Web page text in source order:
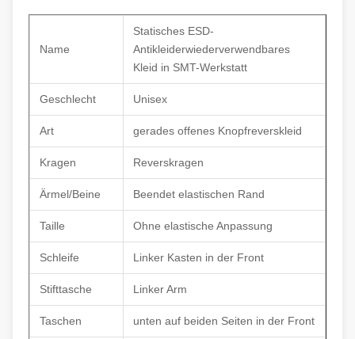
Name
Statisches ESD-
Antikleiderwiederverwendbares
Kleid in SMT-Werkstatt
Geschlecht Unisex
Art gerades offenes Knopfreverskleid
Kragen Reverskragen
Ärmel/Beine Beendet elastischen Rand
Taille Ohne elastische Anpassung
Schleife Linker Kasten in der Front
Stifttasche Linker Arm
Taschen unten auf beiden Seiten in der Front